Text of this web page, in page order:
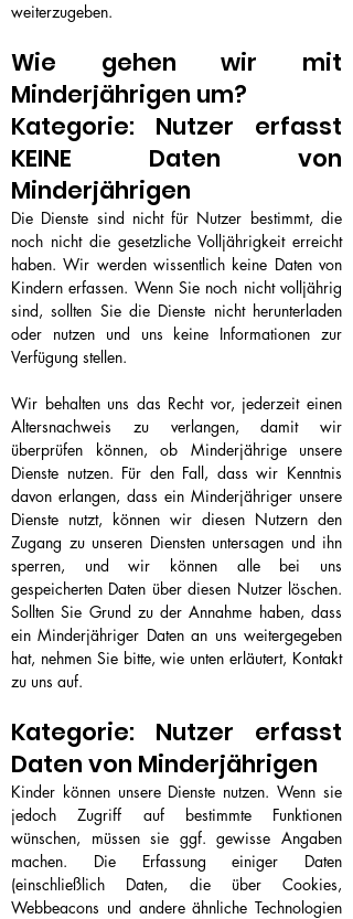
weiterzugeben.
Wie gehen wir mit
Minderjährigen um?
Kategorie: Nutzer erfasst
KEINE Daten von
Minderjährigen
Die Dienste sind nicht für Nutzer bestimmt, die
noch nicht die gesetzliche Volljährigkeit erreicht
haben. Wir werden wissentlich keine Daten von
Kindern erfassen. Wenn Sie noch nicht volljährig
sind, sollten Sie die Dienste nicht herunterladen
oder nutzen und uns keine Informationen zur
Verfügung stellen.
Wir behalten uns das Recht vor, jederzeit einen
Altersnachweis zu verlangen, damit wir
überprüfen können, ob Minderjährige unsere
Dienste nutzen. Für den Fall, dass wir Kenntnis
davon erlangen, dass ein Minderjähriger unsere
Dienste nutzt, können wir diesen Nutzern den
Zugang zu unseren Diensten untersagen und ihn
sperren, und wir können alle bei uns
gespeicherten Daten über diesen Nutzer löschen.
Sollten Sie Grund zu der Annahme haben, dass
ein Minderjähriger Daten an uns weitergegeben
hat, nehmen Sie bitte, wie unten erläutert, Kontakt
zu uns auf.
Kategorie: Nutzer erfasst
Daten von Minderjährigen
Kinder können unsere Dienste nutzen. Wenn sie
jedoch Zugriff auf bestimmte Funktionen
wünschen, müssen sie ggf. gewisse Angaben
machen. Die Erfassung einiger Daten
(einschließlich Daten, die über Cookies,
Webbeacons und andere ähnliche Technologien